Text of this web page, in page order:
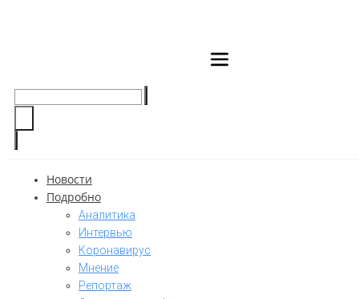
Поиск
…
Новости
Подробно
Аналитика
Интервью
Коронавирус
Мнение
Репортаж